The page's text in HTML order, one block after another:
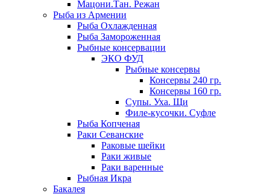
Мацони.Тан. Режан
Рыба из Армении
Рыба Охлажденная
Рыба Замороженная
Рыбные консервации
ЭКО ФУД
Рыбные консервы
Консервы 240 гр.
Консервы 160 гр.
Супы. Уха. Щи
Филе-кусочки. Суфле
Рыба Копченая
Раки Севанские
Раковые шейки
Раки живые
Раки варенные
Рыбная Икра
Бакалея